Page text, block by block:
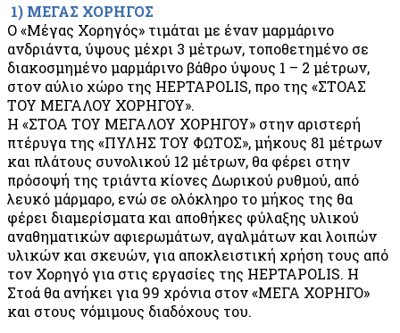
1) ΜΕΓΑΣ ΧΟΡΗΓΟΣ
Ο «Μέγας Χορηγός» τιμάται με έναν μαρμάρινο
ανδριάντα, ύψους μέχρι 3 μέτρων, τοποθετημένο σε
διακοσμημένο μαρμάρινο βάθρο ύψους 1 – 2 μέτρων,
στον αύλιο χώρο της HEPTAPOLIS, προ της «ΣΤΟΑΣ
ΤΟΥ ΜΕΓΑΛΟΥ ΧΟΡΗΓΟΥ».
Η «ΣΤΟΑ ΤΟΥ ΜΕΓΑΛΟΥ ΧΟΡΗΓΟΥ» στην αριστερή
πτέρυγα της «ΠΥΛΗΣ ΤΟΥ ΦΩΤΟΣ», μήκους 81 μέτρων
και πλάτους συνολικού 12 μέτρων, θα φέρει στην
πρόσοψή της τριάντα κίονες Δωρικού ρυθμού, από
λευκό μάρμαρο, ενώ σε ολόκληρο το μήκος της θα
φέρει διαμερίσματα και αποθήκες φύλαξης υλικού
αναθηματικών αφιερωμάτων, αγαλμάτων και λοιπών
υλικών και σκευών, για αποκλειστική χρήση τους από
τον Χορηγό για στις εργασίες της HEPTAPOLIS. Η
Στοά θα ανήκει για 99 χρόνια στον «ΜΕΓΑ ΧΟΡΗΓΟ»
και στους νόμιμους διαδόχους του.